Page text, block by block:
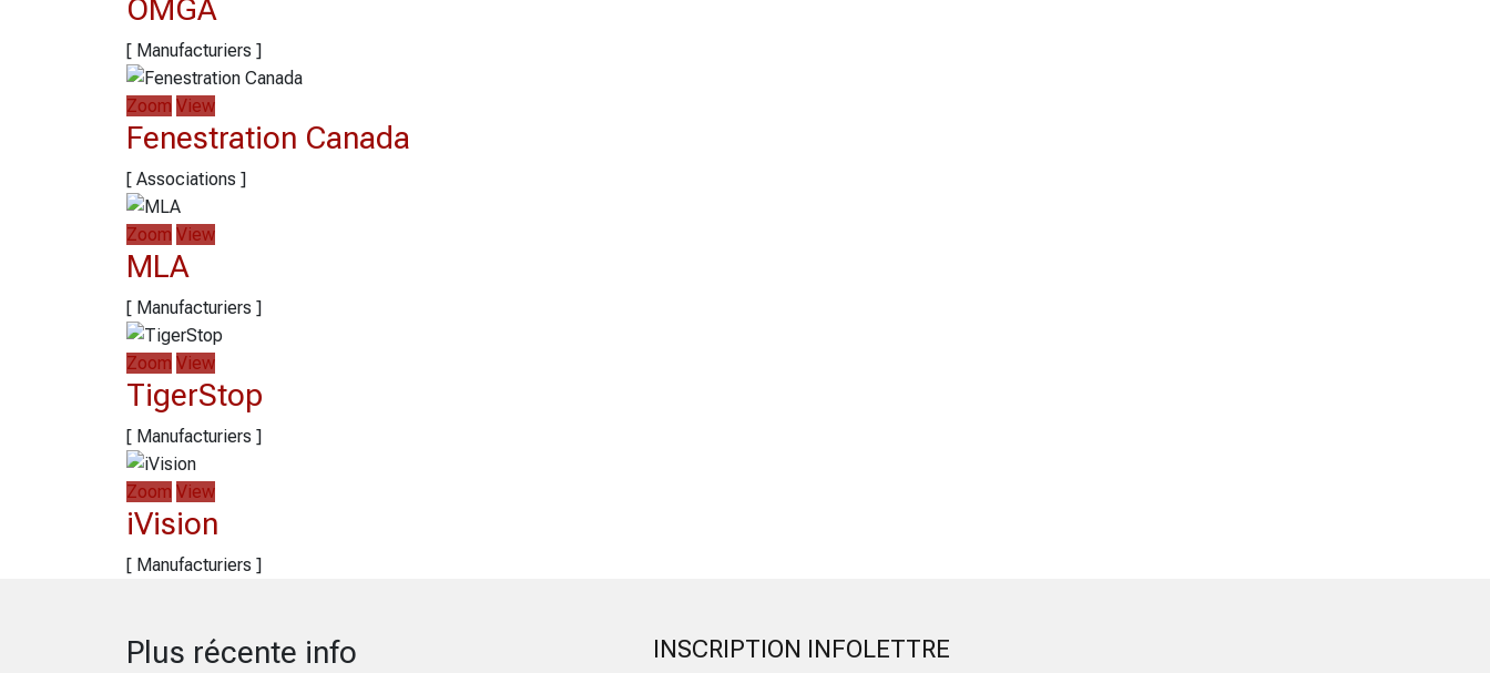
OMGA
[ Manufacturiers ]
Zoom View
Fenestration Canada
[ Associations ]
Zoom View
MLA
[ Manufacturiers ]
Zoom View
TigerStop
[ Manufacturiers ]
Zoom View
iVision
[ Manufacturiers ]
Plus récente info INSCRIPTION INFOLETTRE